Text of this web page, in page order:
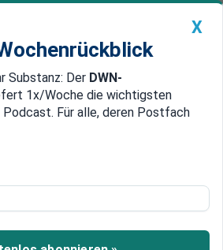
DWN: Geldanlage Premium
DWN-Magazin China
besucht Ukraine:
X
Substanz: Der DWN-
1x/Woche die wichtigsten
Für alle, deren Postfach